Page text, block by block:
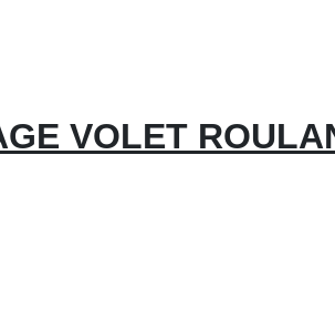
VOLET